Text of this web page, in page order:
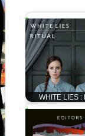
WHITE LIES :